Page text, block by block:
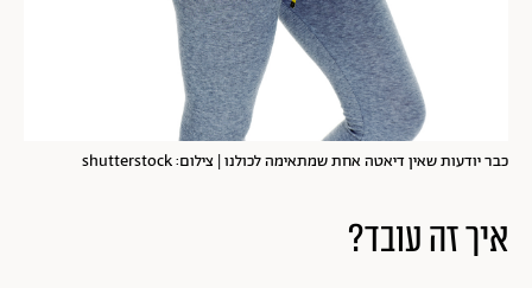
כבר יודעות שאין דיאטה אחת שמתאימה לכולנו | צילום: shutterstock
איך זה עובד?